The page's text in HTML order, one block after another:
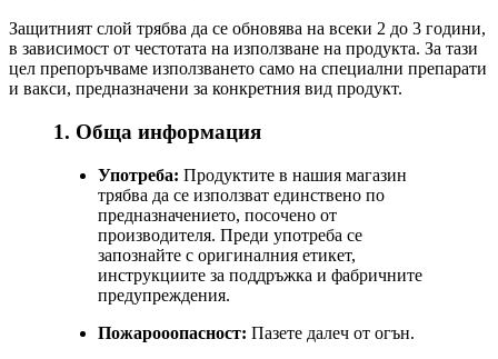
Защитният слой трябва да се обновява на всеки 2 до 3 години,
в зависимост от честотата на използване на продукта. За тази
цел препоръчваме използването само на специални препарати
и вакси, предназначени за конкретния вид продукт.
1. Обща информация
Употреба: Продуктите в нашия магазин
трябва да се използват единствено по
предназначението, посочено от
производителя. Преди употреба се
запознайте с оригиналния етикет,
инструкциите за поддръжка и фабричните
предупреждения.
Пожарооопасност: Пазете далеч от огън.